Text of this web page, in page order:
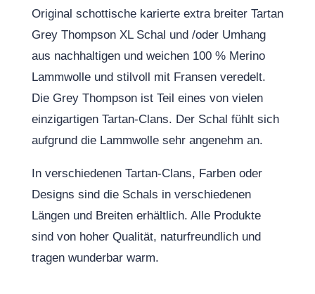
Original schottische karierte extra breiter Tartan
Grey Thompson XL Schal und /oder Umhang
aus nachhaltigen und weichen 100 % Merino
Lammwolle und stilvoll mit Fransen veredelt.
Die Grey Thompson ist Teil eines von vielen
einzigartigen Tartan-Clans. Der Schal fühlt sich
aufgrund die Lammwolle sehr angenehm an.
In verschiedenen Tartan-Clans, Farben oder
Designs sind die Schals in verschiedenen
Längen und Breiten erhältlich. Alle Produkte
sind von hoher Qualität, naturfreundlich und
tragen wunderbar warm.